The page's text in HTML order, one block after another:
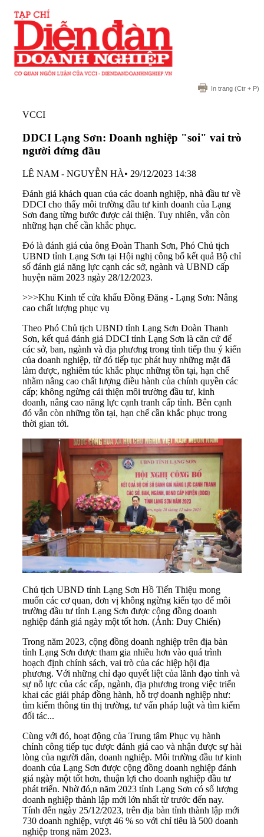
In trang (Ctr + P)
VCCI
DDCI Lạng Sơn: Doanh nghiệp "soi" vai trò
người đứng đầu
LÊ NAM - NGUYỄN HÀ• 29/12/2023 14:38
Đánh giá khách quan của các doanh nghiệp, nhà đầu tư về
DDCI cho thấy môi trường đầu tư kinh doanh của Lạng
Sơn đang từng bước được cải thiện. Tuy nhiên, vẫn còn
những hạn chế cần khắc phục.
Đó là đánh giá của ông Đoàn Thanh Sơn, Phó Chủ tịch
UBND tỉnh Lạng Sơn tại Hội nghị công bố kết quả Bộ chỉ
số đánh giá năng lực cạnh các sở, ngành và UBND cấp
huyện năm 2023 ngày 28/12/2023.
>>>Khu Kinh tế cửa khẩu Đồng Đăng - Lạng Sơn: Nâng
cao chất lượng phục vụ
Theo Phó Chủ tịch UBND tỉnh Lạng Sơn Đoàn Thanh
Sơn, kết quả đánh giá DDCI tỉnh Lạng Sơn là căn cứ để
các sở, ban, ngành và địa phương trong tỉnh tiếp thu ý kiến
của doanh nghiệp, từ đó tiếp tục phát huy những mặt đã
làm được, nghiêm túc khắc phục những tồn tại, hạn chế
nhằm nâng cao chất lượng điều hành của chính quyền các
cấp; không ngừng cải thiện môi trường đầu tư, kinh
doanh, nâng cao năng lực cạnh tranh cấp tỉnh. Bên cạnh
đó vẫn còn những tồn tại, hạn chế cần khắc phục trong
thời gian tới.
Chủ tịch UBND tỉnh Lạng Sơn Hồ Tiến Thiệu mong
muốn các cơ quan, đơn vị không ngừng kiến tạo để môi
trường đầu tư tỉnh Lạng Sơn được cộng đồng doanh
nghiệp đánh giá ngày một tốt hơn. (Ảnh: Duy Chiến)
Trong năm 2023, cộng đồng doanh nghiệp trên địa bàn
tỉnh Lạng Sơn được tham gia nhiều hơn vào quá trình
hoạch định chính sách, vai trò của các hiệp hội địa
phương. Với những chỉ đạo quyết liệt của lãnh đạo tỉnh và
sự nỗ lực của các cấp, ngành, địa phương trong việc triển
khai các giải pháp đồng hành, hỗ trợ doanh nghiệp như:
tìm kiếm thông tin thị trường, tư vấn pháp luật và tìm kiếm
đối tác...
Cùng với đó, hoạt động của Trung tâm Phục vụ hành
chính công tiếp tục được đánh giá cao và nhận được sự hài
lòng của người dân, doanh nghiệp. Môi trường đầu tư kinh
doanh của Lạng Sơn được cộng đồng doanh nghiệp đánh
giá ngày một tốt hơn, thuận lợi cho doanh nghiệp đầu tư
phát triển. Nhờ đó,n năm 2023 tỉnh Lạng Sơn có số lượng
doanh nghiệp thành lập mới lớn nhất từ trước đến nay.
Tính đến ngày 25/12/2023, trên địa bàn tỉnh thành lập mới
730 doanh nghiệp, vượt 46 % so với chỉ tiêu là 500 doanh
nghiệp trong năm 2023.